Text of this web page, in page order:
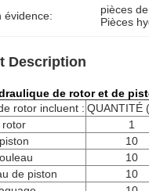
évidence: pièces
Pièces
Description
de rotor et de
rotor incluent : QUANTITÉ
rotor
1
piston
10
10
de piston
10